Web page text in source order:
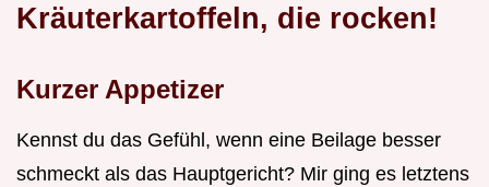
Kräuterkartoffeln, die rocken!
Kurzer Appetizer
Kennst du das Gefühl, wenn eine Beilage besser
schmeckt als das Hauptgericht? Mir ging es letztens